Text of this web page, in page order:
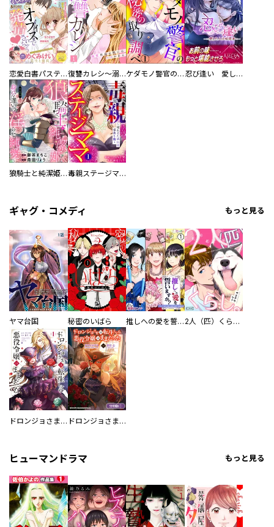
恋愛白書パステル 復讐カレシ～溺愛社長の顔にはウラがある～ ケダモノ警官の秘密の取り調べ（分冊版） 忍び逢い 愛した人は暗殺者
狼騎士と純潔姫 ～身分違いの淫らな純愛～（分冊版） 毒親ステージママ ～売れるためには家族も駒～
ギャグ・コメディ もっと見る
ヤマ台国 秘密のいばら 推しへの愛を誓いますか？～アラサー女子、推しは逃げぬが人生逃げる～ 2人（匹）くらし。
ドロンジョさまは転生しても悪役令嬢のままだった ドロンジョさまは転生しても悪役令嬢のままだった【分冊版】
ヒューマンドラマ もっと見る